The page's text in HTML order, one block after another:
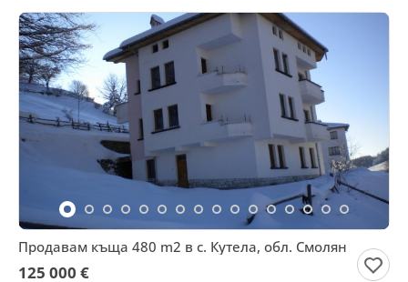
Продавам къща 480 m2 в с. Кутела, обл. Смолян
125 000 €